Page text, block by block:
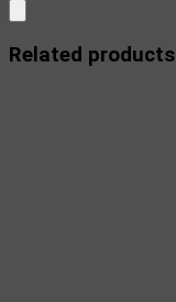
Related products